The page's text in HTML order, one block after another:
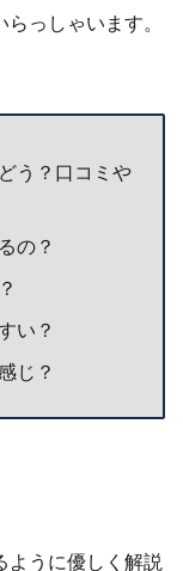
っしゃいます。
う？口コミや
の？
い？
じ？
ように優しく解説